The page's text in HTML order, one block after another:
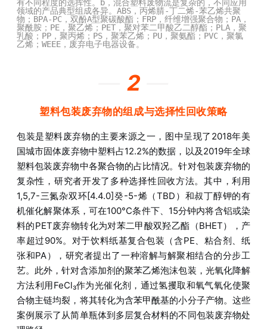
有不同程度的选挥性。b，混合塑料废物流是复杂的，不同应用
领域的产品典型组成各异。ABS，丙烯腈-丁二烯-苯乙烯共聚
物；BPA-PC，双酚A型聚碳酸酯；FRP，纤维增强聚合物；PA，
聚酰胺；PE，聚乙烯；PET，聚对苯二甲酸乙二醇酯；PLA，聚
乳酸；PP，聚丙烯；PS，聚苯乙烯；PU，聚氨酯；PVC，聚氯
乙烯；WEEE，废弃电子电器设备。
2
塑料包装废弃物的组成与选择性回收策略
包装是塑料废弃物的主要来源之一，图中呈现了2018年美
国城市固体废弃物中塑料占12.2%的数据，以及2019年全球
塑料包装废弃物中各聚合物的占比情况。针对包装废弃物的
复杂性，研究者开发了多种选择性回收方法。其中，利用
1,5,7-三氮杂双环[4.4.0]癸-5-烯（TBD）和叔丁醇钾的有
机催化解聚体系，可在100°C条件下、15分钟内将含铝或染
料的PET废弃物转化为对苯二甲酸双羟乙酯（BHET），产
率超过90%。对于饮料纸基复合包装（含PE、粘合剂、纸
张和PA），研究者提出了一种溶解与解聚相结合的分步工
艺。此外，针对含添加剂的聚苯乙烯泡沫包装，光氧化降解
方法利用FeCl₃作为光催化剂，通过氢攫取和氧气氧化使聚
合物主链均裂，将其转化为含苯甲酰基的小分子产物。这些
案例展示了从简单瓶体到多层复合材料的不同包装废弃物处